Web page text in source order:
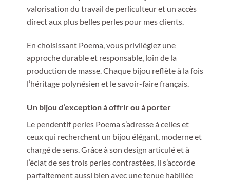
valorisation du travail de perliculteur et un accès
direct aux plus belles perles pour mes clients.
En choisissant Poema, vous privilégiez une
approche durable et responsable, loin de la
production de masse. Chaque bijou reflète à la fois
l’héritage polynésien et le savoir-faire français.
Un bijou d’exception à offrir ou à porter
Le pendentif perles Poema s’adresse à celles et
ceux qui recherchent un bijou élégant, moderne et
chargé de sens. Grâce à son design articulé et à
l’éclat de ses trois perles contrastées, il s’accorde
parfaitement aussi bien avec une tenue habillée